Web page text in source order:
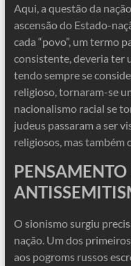
Aqui, a questão da
ascensão do Estado-
cada “povo”, um termo
consistente, deveria ter
tendo sempre se
religioso, tornaram-se
nacionalismo racial se
judeus passaram a ser
religiosos, mas também
O sionismo surgiu
nação. Um dos
aos pogroms russos